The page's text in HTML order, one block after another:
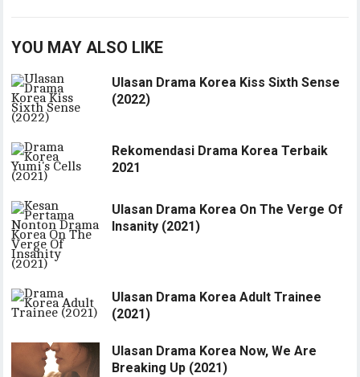
YOU MAY ALSO LIKE
Ulasan Drama Korea Kiss Sixth Sense
(2022)
Rekomendasi Drama Korea Terbaik
2021
Ulasan Drama Korea On The Verge Of
Insanity (2021)
Ulasan Drama Korea Adult Trainee
(2021)
Ulasan Drama Korea Now, We Are
Breaking Up (2021)